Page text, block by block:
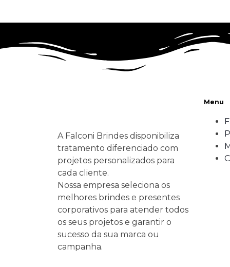
A Falconi Brindes disponibiliza
tratamento diferenciado com
projetos personalizados para
cada cliente.
Nossa empresa seleciona os
melhores brindes e presentes
corporativos para atender todos
os seus projetos e garantir o
sucesso da sua marca ou
campanha.
Menu